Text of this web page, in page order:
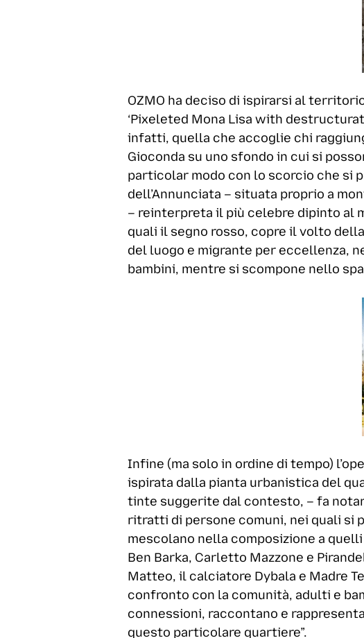
OZMO ha deciso di ispirarsi al
‘Pixeleted Mona Lisa with
infatti, quella che accoglie chi
Gioconda su uno sfondo in cui si
particolar modo con lo scorcio che si
dell’Annunciata – situata proprio a
– reinterpreta il più celebre dipinto al
quali il segno rosso, copre il volto
del luogo e migrante per eccellenza,
bambini, mentre si scompone nello
Infine (ma solo in ordine di tempo)
ispirata dalla pianta urbanistica del
tinte suggerite dal contesto, – fa
ritratti di persone comuni, nei quali si
mescolano nella composizione a
Ben Barka, Carletto Mazzone e
Matteo, il calciatore Dybala e Madre
confronto con la comunità, adulti e
connessioni, raccontano e
questo particolare quartiere”.